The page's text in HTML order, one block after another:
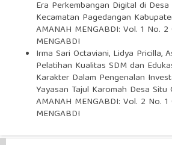
Era Perkembangan Digital di Desa
Kecamatan Pagedangan
AMANAH MENGABDI: Vol. 1 No.
MENGABDI
Irma Sari Octaviani, Lidya Pricilla,
Pelatihan Kualitas SDM dan
Karakter Dalam Pengenalan
Yayasan Tajul Karomah Desa Situ
AMANAH MENGABDI: Vol. 2 No.
MENGABDI